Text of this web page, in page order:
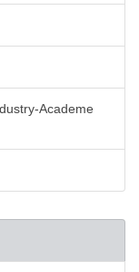
Academe